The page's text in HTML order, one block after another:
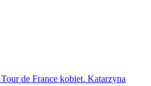
de France kobiet. Katarzyna